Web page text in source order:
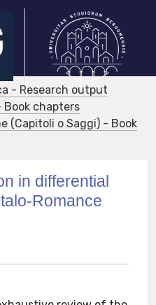
- Research output
chapters
(Capitoli o Saggi) - Book
in differential
Romance